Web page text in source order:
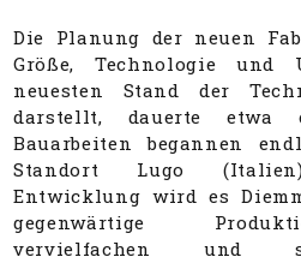
Die Planung der neuen
Größe, Technologie und
neuesten Stand der
darstellt, dauerte
Bauarbeiten begannen
Standort Lugo
Entwicklung wird es
gegenwärtige
vervielfachen und